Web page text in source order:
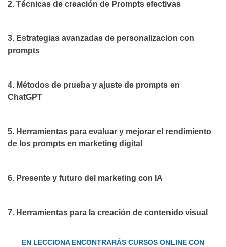
2. Técnicas de creación de Prompts efectivas
3. Estrategias avanzadas de personalizacion con
prompts
4. Métodos de prueba y ajuste de prompts en
ChatGPT
5. Herramientas para evaluar y mejorar el rendimiento
de los prompts en marketing digital
6. Presente y futuro del marketing con IA
7. Herramientas para la creación de contenido visual
EN LECCIONA ENCONTRARÁS CURSOS ONLINE CON